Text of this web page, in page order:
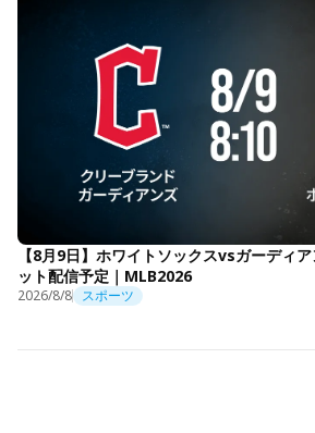
【8月9日】ホワイトソックスvsガーディ
ット配信予定｜MLB2026
2026/8/8 スポーツ